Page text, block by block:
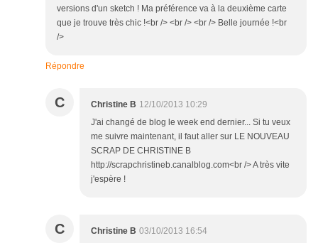
versions d'un sketch ! Ma préférence va à la deuxième carte
que je trouve très chic !<br /> <br /> <br /> Belle journée !<br
/>
Répondre
C Christine B 12/10/2013 10:29
J'ai changé de blog le week end dernier... Si tu veux
me suivre maintenant, il faut aller sur LE NOUVEAU
SCRAP DE CHRISTINE B
http://scrapchristineb.canalblog.com<br /> A très vite
j'espère !
C Christine B 03/10/2013 16:54